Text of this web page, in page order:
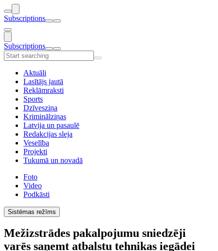
Subscriptions
Subscriptions
Aktuāli
Lasītājs jautā
Reklāmraksti
Sports
Dzīvesziņa
Kriminālziņas
Latvija un pasaulē
Redakcijas sleja
Veselība
Projekti
Tukumā un novadā
Foto
Video
Podkāsti
Sistēmas režīms
Mežizstrādes pakalpojumu sniedzēji
varēs saņemt atbalstu tehnikas iegādei